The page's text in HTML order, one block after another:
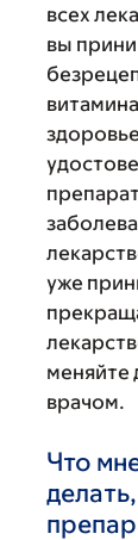
всех
вы
уже
меняйте
врачом.
Что